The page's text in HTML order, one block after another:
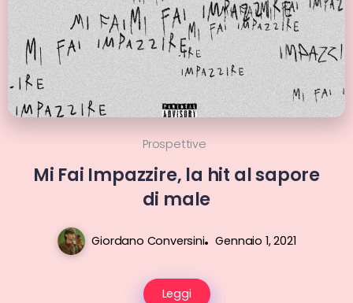
Prospettive
Mi Fai Impazzire, la hit al sapore
di male
Giordano Conversini Gennaio 1, 2021
Leggi